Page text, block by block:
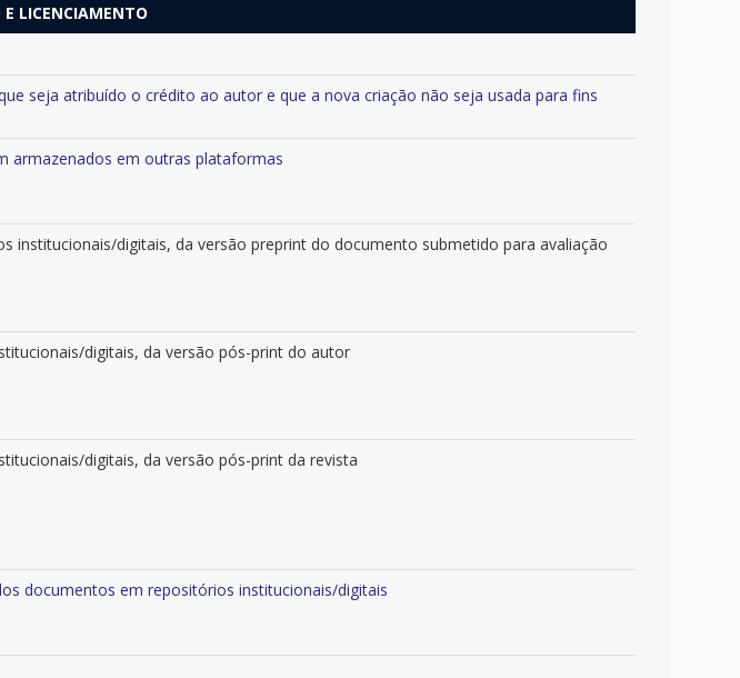
E LICENCIAMENTO
seja atribuído o crédito ao autor e que a nova criação não seja usada para fins
armazenados em outras plataformas
institucionais/digitais, da versão preprint do documento submetido para avaliação
digitais, da versão pós-print do autor
digitais, da versão pós-print da revista
documentos em repositórios institucionais/digitais